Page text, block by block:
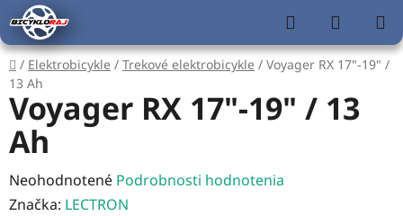
Prejsť
na
obsah
Hľadať
KOŠÍK
Domov
/ Elektrobicykle / Trekové elektrobicykle / Voyager RX 17"-19" /
13 Ah
Voyager RX 17"-19" / 13
Ah
Priemerné
hodnotenie
Neohodnotené Podrobnosti hodnotenia
Značka: LECTRON